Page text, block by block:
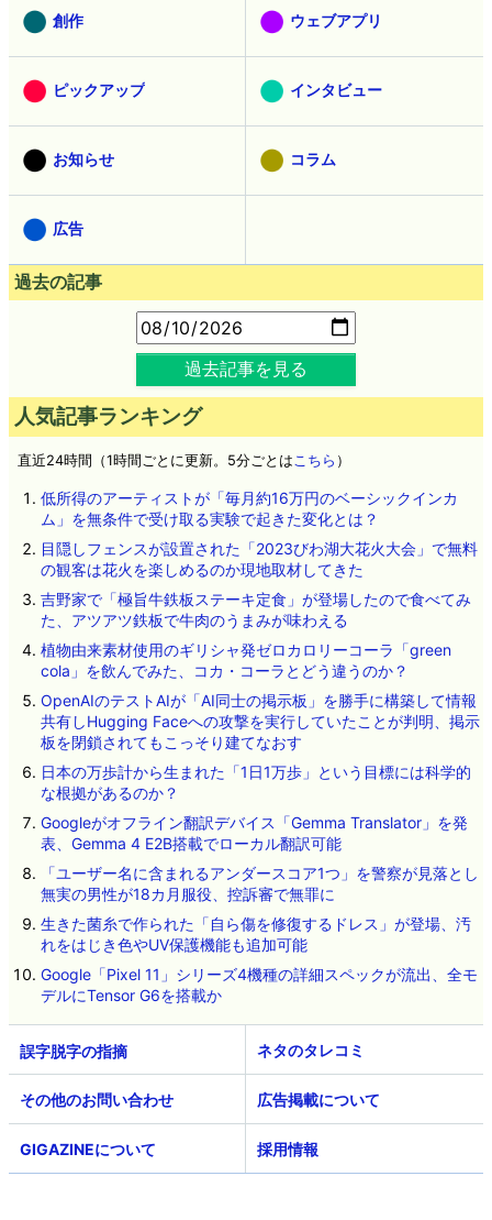
創作 ウェブアプリ
ピックアップ インタビュー
お知らせ コラム
広告
過去の記事
過去記事を見る
人気記事ランキング
直近24時間（1時間ごとに更新。5分ごとは こちら ）
低所得のアーティストが「毎月約16万円のベーシックインカ
ム」を無条件で受け取る実験で起きた変化とは？
目隠しフェンスが設置された「2023びわ湖大花火大会」で無料
の観客は花火を楽しめるのか現地取材してきた
吉野家で「極旨牛鉄板ステーキ定食」が登場したので食べてみ
た、アツアツ鉄板で牛肉のうまみが味わえる
植物由来素材使用のギリシャ発ゼロカロリーコーラ「green
cola」を飲んでみた、コカ・コーラとどう違うのか？
OpenAIのテストAIが「AI同士の掲示板」を勝手に構築して情報
共有しHugging Faceへの攻撃を実行していたことが判明、掲示
板を閉鎖されてもこっそり建てなおす
日本の万歩計から生まれた「1日1万歩」という目標には科学的
な根拠があるのか？
Googleがオフライン翻訳デバイス「Gemma Translator」を発
表、Gemma 4 E2B搭載でローカル翻訳可能
「ユーザー名に含まれるアンダースコア1つ」を警察が見落とし
無実の男性が18カ月服役、控訴審で無罪に
生きた菌糸で作られた「自ら傷を修復するドレス」が登場、汚
れをはじき色やUV保護機能も追加可能
Google「Pixel 11」シリーズ4機種の詳細スペックが流出、全モ
デルにTensor G6を搭載か
ネタのタレコミ
その他のお問い合わせ 広告掲載について
GIGAZINEについて 採用情報